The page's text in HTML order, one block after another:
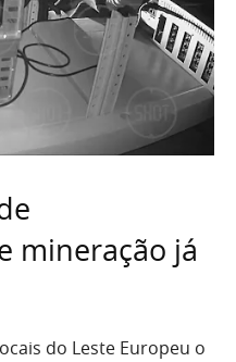
mineração já
do Leste Europeu o